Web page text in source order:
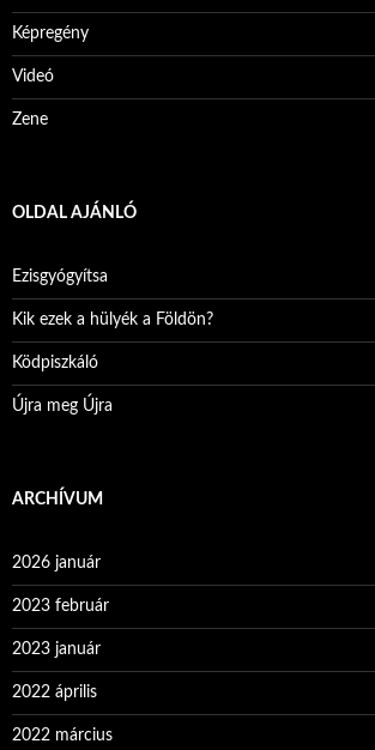
Képregény
Videó
Zene
OLDAL AJÁNLÓ
Ezisgyógyítsa
Kik ezek a hülyék a Földön?
Ködpiszkáló
Újra meg Újra
ARCHÍVUM
2026 január
2023 február
2023 január
2022 április
2022 március